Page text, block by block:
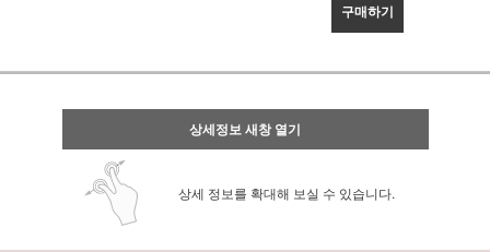
구매하기
상세정보 새창 열기
상세 정보를 확대해 보실 수 있습니다.